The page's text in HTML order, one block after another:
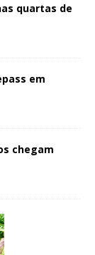
quartas de
em
chegam